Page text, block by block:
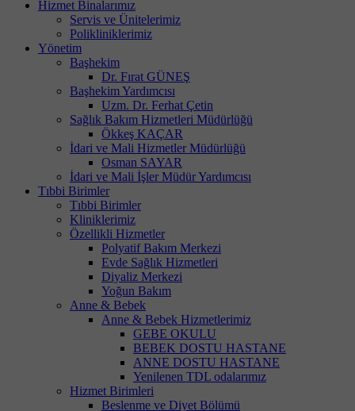
Hizmet Binalarımız
Servis ve Ünitelerimiz
Polikliniklerimiz
Yönetim
Başhekim
Dr. Fırat GÜNEŞ
Başhekim Yardımcısı
Uzm. Dr. Ferhat Çetin
Sağlık Bakım Hizmetleri Müdürlüğü
Ökkeş KAÇAR
İdari ve Mali Hizmetler Müdürlüğü
Osman SAYAR
İdari ve Mali İşler Müdür Yardımcısı
Tıbbi Birimler
Tıbbi Birimler
Kliniklerimiz
Özellikli Hizmetler
Polyatif Bakım Merkezi
Evde Sağlık Hizmetleri
Diyaliz Merkezi
Yoğun Bakım
Anne & Bebek
Anne & Bebek Hizmetlerimiz
GEBE OKULU
BEBEK DOSTU HASTANE
ANNE DOSTU HASTANE
Yenilenen TDL odalarımız
Hizmet Birimleri
Beslenme ve Diyet Bölümü